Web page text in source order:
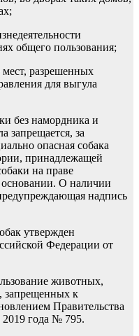
общего пользования;
разрешенных
для выгула
без намордника и
запрещается, за
опасная собака
принадлежащей
на праве
О наличии
надпись
утвержден
Федерации от
животных,
запрещенных к
Правительства
года № 795.